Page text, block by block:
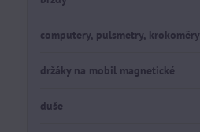
computery, pulsmetry, krokoměry
držáky na mobil magnetické
duše